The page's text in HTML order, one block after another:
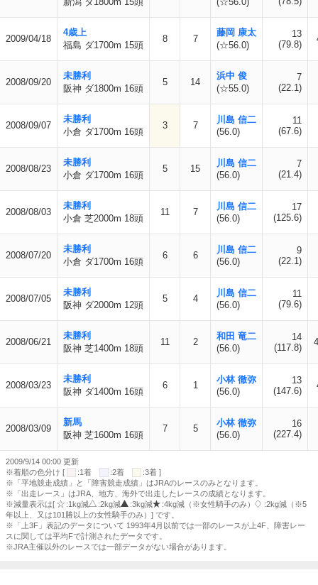
2009/04/18
4歳上
福島 ダ1700m 15頭
8 7
藤岡 康太
(☆56.0)
13
(79.8)
2008/09/20
未勝利
阪神 ダ1800m 16頭
5 14
浜中 俊
(☆55.0)
7
(22.1)
2008/09/07
未勝利
小倉 ダ1700m 16頭
3 7
川島 信二
(56.0)
11
(67.6)
2008/08/23
未勝利
小倉 ダ1700m 16頭
5 15
川島 信二
(56.0)
7
(21.4)
2008/08/03
未勝利
小倉 芝2000m 18頭
11 7
川島 信二
(56.0)
17
(125.6)
2008/07/20
未勝利
小倉 ダ1700m 16頭
6 6
川島 信二
(56.0)
9
(22.1)
2008/07/05
未勝利
阪神 ダ2000m 12頭
5 4
川島 信二
(56.0)
11
(79.6)
2008/06/21
未勝利
阪神 芝1400m 18頭
11 2
和田 竜二
(56.0)
14
(117.8)
2008/03/23
未勝利
阪神 ダ1400m 16頭
6 1
小林 徹弥
(56.0)
13
(147.6)
2008/03/09
新馬
阪神 芝1600m 16頭
7 5
小林 徹弥
(56.0)
16
(227.4)
2009/9/14 00:00 更新
※着順の色分け [
:1着 :2着
:3着 ]
※「平地競走成績」と「障害競走成績」はJRAのレースのみとなります。
※「出走レース」はJRA、地方、海外で出走したレースの成績となります。
※減量表示は[
:1kg減 :2kg減 :3kg減 :4kg減（※女性騎手のみ）
:2kg減（※5
年以上、又は101勝以上の女性騎手のみ）] です。
※「上3F」表記のデータについて 1993年4月以前では一部のレースが上4F、障害レー
スに関しては平均Fで計測されたデータです。
※JRA主催以外のレースでは一部データがない場合があります。